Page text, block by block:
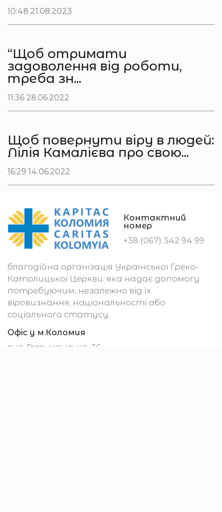
10:48 21.08.2023
“Щоб отримати
задоволення від роботи,
треба зн...
11:36 28.06.2022
Щоб повернути віру в людей:
Лілія Камалієва про свою...
16:29 14.06.2022
Контактний
номер
+38 (067) 342 94 99
благодійна організація Української Греко-
Католицької Церкви, яка надає допомогу
потребуючим, незалежно від їх
віровизнання, національності або
соціального статусу.
Офіс у м.Коломия
вул. Гетьманська, 36